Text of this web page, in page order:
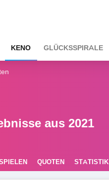
KENO GLÜCKSSPIRALE
aus 2021
QUOTEN STATISTIK